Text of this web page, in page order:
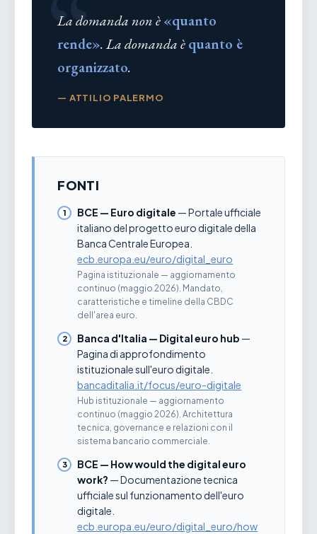
La domanda non è«quanto
rende». La domanda èquanto è
organizzato.
— ATTILIO PALERMO
FONTI
BCE — Euro digitale — Portale ufficiale
italiano del progetto euro digitale della
Banca Centrale Europea.
ecb.europa.eu/euro/digital_euro
Pagina istituzionale — aggiornamento
continuo (maggio 2026). Mandato,
caratteristiche e timeline della CBDC
dell'area euro.
Banca d'Italia — Digital euro hub —
Pagina di approfondimento
istituzionale sull'euro digitale.
bancaditalia.it/focus/euro-digitale
Hub istituzionale — aggiornamento
continuo (maggio 2026). Architettura
tecnica, governance e relazioni con il
sistema bancario commerciale.
BCE — How would the digital euro
work? — Documentazione tecnica
ufficiale sul funzionamento dell'euro
digitale.
ecb.europa.eu/euro/digital_euro/how